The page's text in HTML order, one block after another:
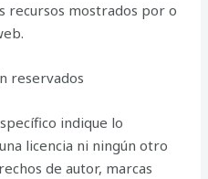
recursos mostrados por o
reservados
indique lo
licencia ni ningún otro
de autor, marcas